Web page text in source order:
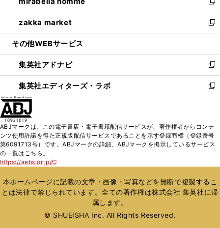
開
く
ド
ウ
で
開
ィ
ン
ド
ウ
開
く
い
ウ
ィ
ン
ウ
で
開
く
新
し
い
ウ
ン
ド
ウ
で
zakka market
新
し
ウ
ィ
ン
ド
く
その他WEBサービス
集英社アドナビ
新
し
い
ド
ウ
で
集英社エディターズ・ラボ
新
ィ
ン
ド
開
く
ABJマークは、この電子書店・電子書籍配信サービスが、著作権者からコンテ
ンツ使用許諾を得た正規版配信サービスであることを示す登録商標（登録番号
第6091713号）です。ABJマークの詳細、ABJマークを掲示しているサービス
の一覧はこちら。
https://aebs.or.jp/
新
い
ウ
ィ
ウ
本ホームページに記載の文章・画像・写真などを無断で複製するこ
とは法律で禁じられています。全ての著作権は株式会社 集英社に帰
属します。
© SHUEISHA Inc. All Rights Reserved.